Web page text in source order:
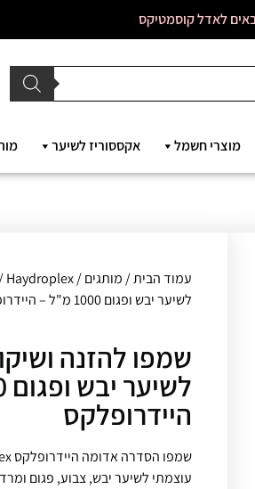
לאדל קוסמטיקס
מוצרי חשמל אקססוריז לשיער
עמוד הבית/מותגים/
Haydroplex
לשיער יבש ופגום 1000 מ"ל – היידרופלקס
שמפו להזנה
היידרופלקס
עוצמתי לשיער יבש, צבוע, פגום